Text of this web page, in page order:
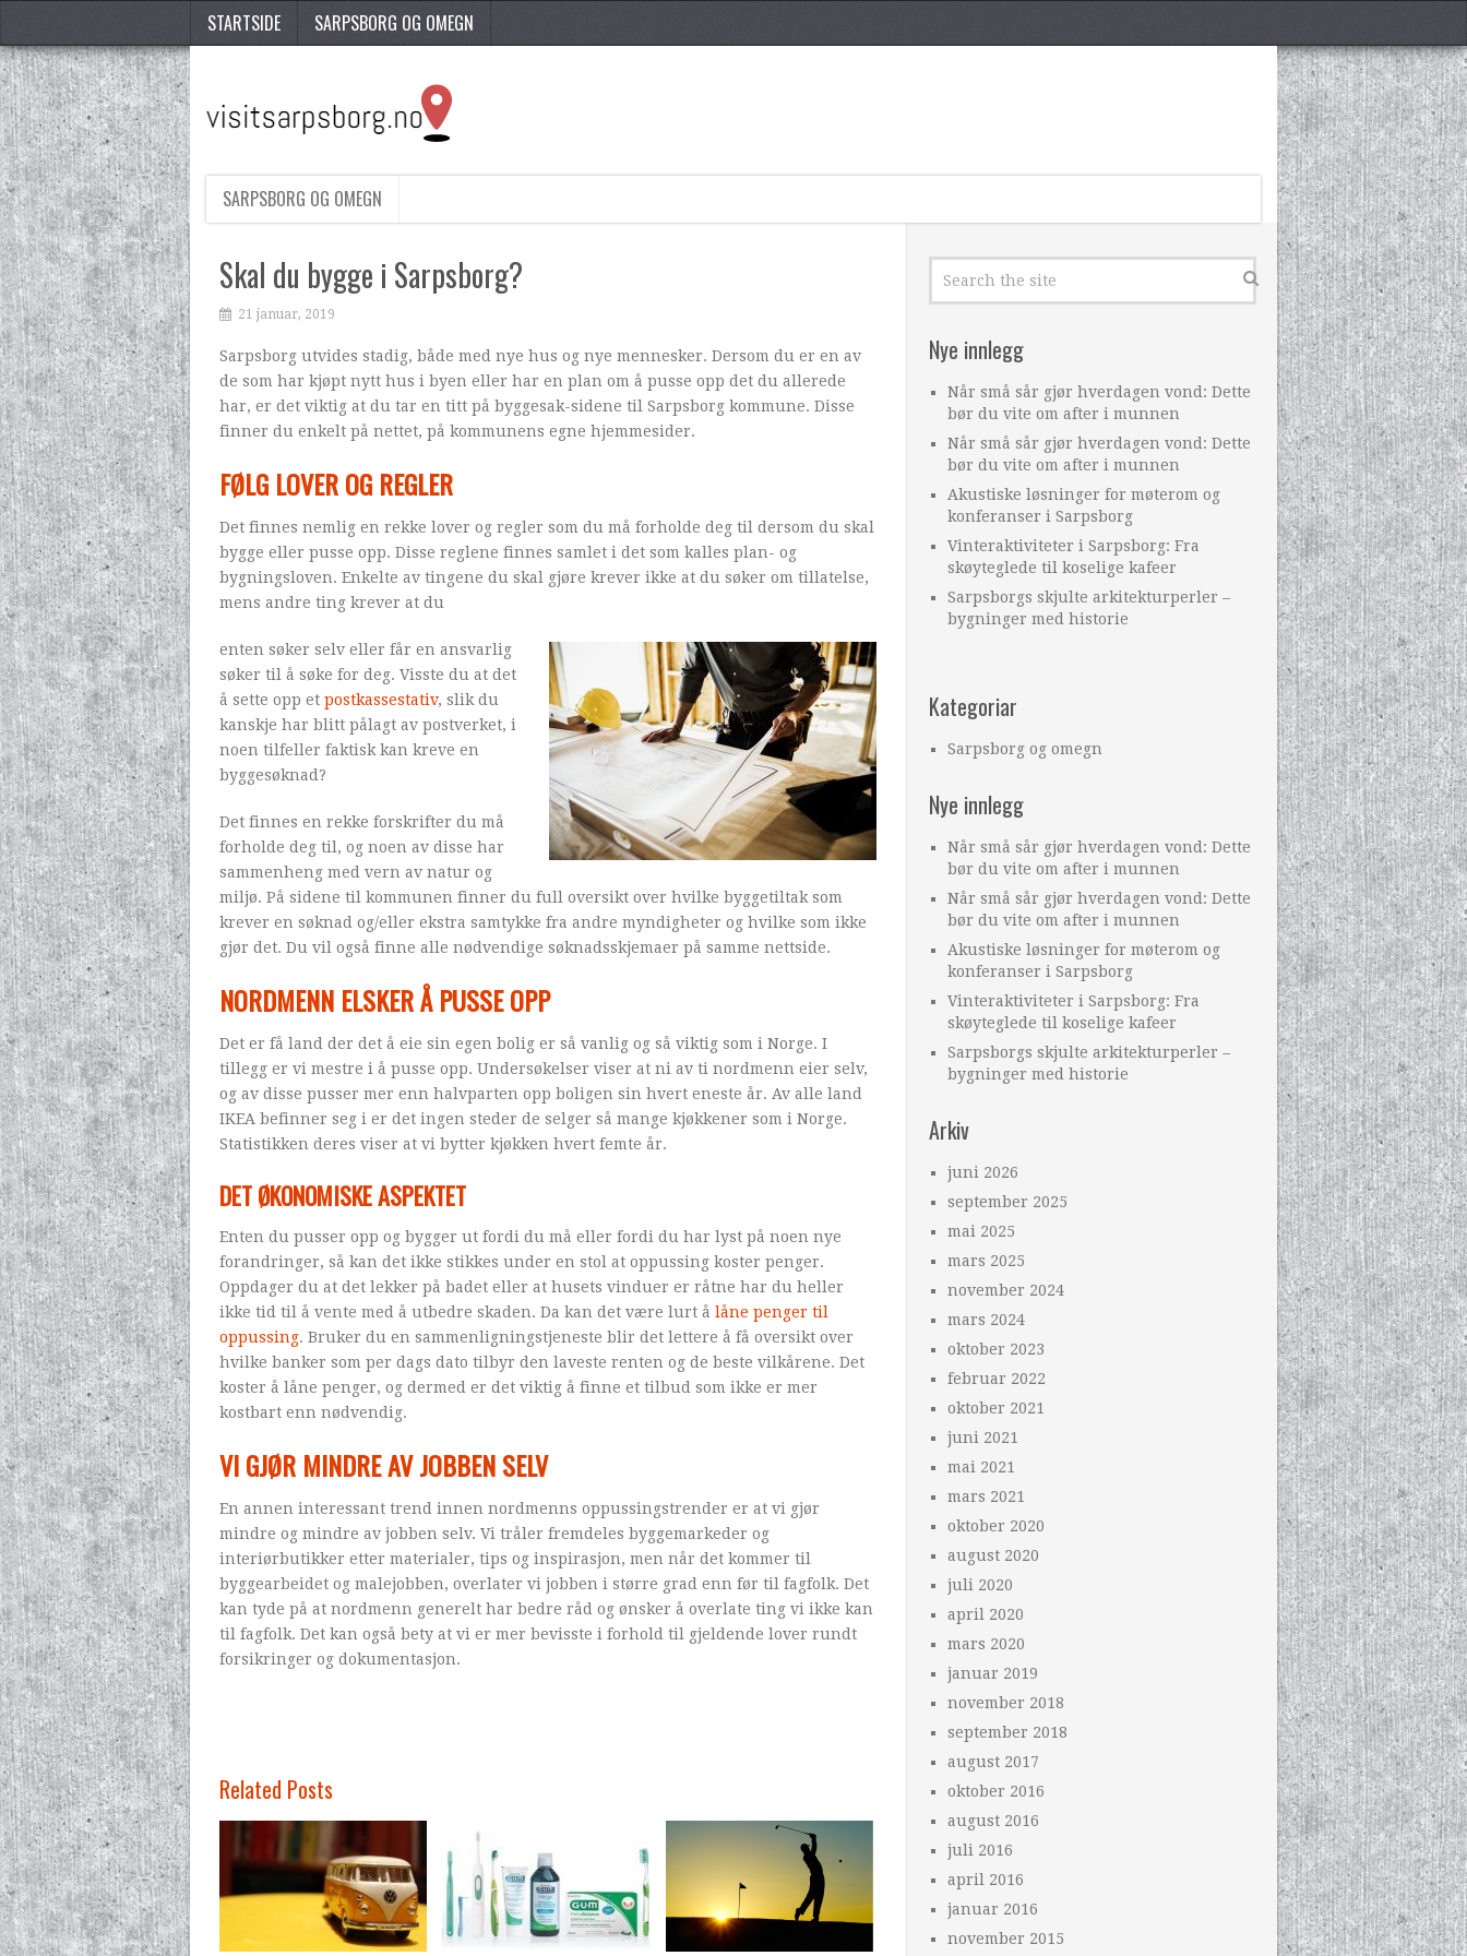
STARTSIDE SARPSBORG OG OMEGN
SARPSBORG OG OMEGN
Skal du bygge i Sarpsborg?
21 januar, 2019
Sarpsborg utvides stadig, både med nye hus og nye mennesker. Dersom du er en av
de som har kjøpt nytt hus i byen eller har en plan om å pusse opp det du allerede
har, er det viktig at du tar en titt på byggesak-sidene til Sarpsborg kommune. Disse
finner du enkelt på nettet, på kommunens egne hjemmesider.
FØLG LOVER OG REGLER
Det finnes nemlig en rekke lover og regler som du må forholde deg til dersom du skal
bygge eller pusse opp. Disse reglene finnes samlet i det som kalles plan- og
bygningsloven. Enkelte av tingene du skal gjøre krever ikke at du søker om tillatelse,
mens andre ting krever at du
enten søker selv eller får en ansvarlig
søker til å søke for deg. Visste du at det
å sette opp et postkassestativ, slik du
kanskje har blitt pålagt av postverket, i
noen tilfeller faktisk kan kreve en
byggesøknad?
Det finnes en rekke forskrifter du må
forholde deg til, og noen av disse har
sammenheng med vern av natur og
miljø. På sidene til kommunen finner du full oversikt over hvilke byggetiltak som
krever en søknad og/eller ekstra samtykke fra andre myndigheter og hvilke som ikke
gjør det. Du vil også finne alle nødvendige søknadsskjemaer på samme nettside.
NORDMENN ELSKER Å PUSSE OPP
Det er få land der det å eie sin egen bolig er så vanlig og så viktig som i Norge. I
tillegg er vi mestre i å pusse opp. Undersøkelser viser at ni av ti nordmenn eier selv,
og av disse pusser mer enn halvparten opp boligen sin hvert eneste år. Av alle land
IKEA befinner seg i er det ingen steder de selger så mange kjøkkener som i Norge.
Statistikken deres viser at vi bytter kjøkken hvert femte år.
DET ØKONOMISKE ASPEKTET
Enten du pusser opp og bygger ut fordi du må eller fordi du har lyst på noen nye
forandringer, så kan det ikke stikkes under en stol at oppussing koster penger.
Oppdager du at det lekker på badet eller at husets vinduer er råtne har du heller
ikke tid til å vente med å utbedre skaden. Da kan det være lurt å låne penger til
oppussing. Bruker du en sammenligningstjeneste blir det lettere å få oversikt over
hvilke banker som per dags dato tilbyr den laveste renten og de beste vilkårene. Det
koster å låne penger, og dermed er det viktig å finne et tilbud som ikke er mer
kostbart enn nødvendig.
VI GJØR MINDRE AV JOBBEN SELV
En annen interessant trend innen nordmenns oppussingstrender er at vi gjør
mindre og mindre av jobben selv. Vi tråler fremdeles byggemarkeder og
interiørbutikker etter materialer, tips og inspirasjon, men når det kommer til
byggearbeidet og malejobben, overlater vi jobben i større grad enn før til fagfolk. Det
kan tyde på at nordmenn generelt har bedre råd og ønsker å overlate ting vi ikke kan
til fagfolk. Det kan også bety at vi er mer bevisste i forhold til gjeldende lover rundt
forsikringer og dokumentasjon.
Related Posts
Nye innlegg
Når små sår gjør hverdagen vond: Dette
bør du vite om after i munnen
Når små sår gjør hverdagen vond: Dette
bør du vite om after i munnen
Akustiske løsninger for møterom og
konferanser i Sarpsborg
Vinteraktiviteter i Sarpsborg: Fra
skøyteglede til koselige kafeer
Sarpsborgs skjulte arkitekturperler –
bygninger med historie
Kategoriar
Sarpsborg og omegn
Nye innlegg
Når små sår gjør hverdagen vond: Dette
bør du vite om after i munnen
Når små sår gjør hverdagen vond: Dette
bør du vite om after i munnen
Akustiske løsninger for møterom og
konferanser i Sarpsborg
Vinteraktiviteter i Sarpsborg: Fra
skøyteglede til koselige kafeer
Sarpsborgs skjulte arkitekturperler –
bygninger med historie
Arkiv
juni 2026
september 2025
mai 2025
mars 2025
november 2024
mars 2024
oktober 2023
februar 2022
oktober 2021
juni 2021
mai 2021
mars 2021
oktober 2020
august 2020
juli 2020
april 2020
mars 2020
januar 2019
november 2018
september 2018
august 2017
oktober 2016
august 2016
juli 2016
april 2016
januar 2016
november 2015